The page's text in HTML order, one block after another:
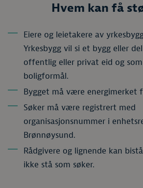
Hvem kan få
Eiere og leietakere av
Yrkesbygg vil si et bygg eller
offentlig eller privat eid og
boligformål.
Bygget må være energimerket
Søker må være registrert med
organisasjonsnummer i
Brønnøysund.
Rådgivere og lignende kan
ikke stå som søker.